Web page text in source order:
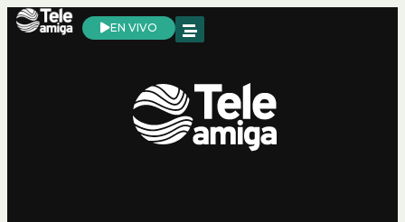
EN VIVO